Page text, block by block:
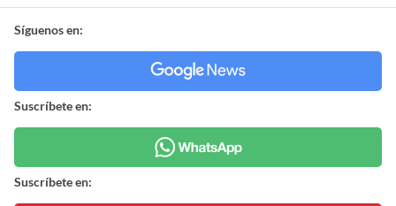
Síguenos en:
Suscríbete en:
Suscríbete en: